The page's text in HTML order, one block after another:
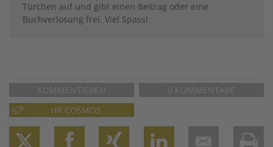
Türchen auf und gibt einen Beitrag oder eine
Buchverlosung frei. Viel Spass!
KOMMENTIEREN
0 KOMMENTARE
HR COSMOS